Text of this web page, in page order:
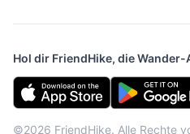
Hol dir FriendHike, die Wander-
©2026 FriendHike. Alle Rechte